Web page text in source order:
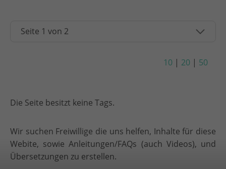
10 | 20 | 50
Die Seite besitzt keine Tags.
Wir suchen Freiwillige die uns helfen, Inhalte für diese
Webite, sowie Anleitungen/FAQs (auch Videos), und
Übersetzungen zu erstellen.